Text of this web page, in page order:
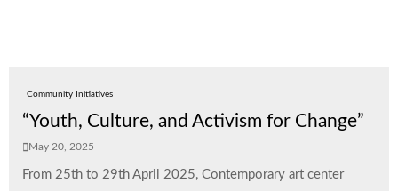
Community Initiatives
“Youth, Culture, and Activism for Change”
May 20, 2025
From 25th to 29th April 2025, Contemporary art center